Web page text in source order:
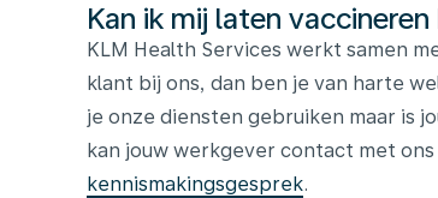
Kan ik mij laten
KLM Health Services werkt samen
klant bij ons, dan ben je van harte
je onze diensten gebruiken maar is
kan jouw werkgever contact met
kennismakingsgesprek.